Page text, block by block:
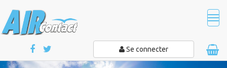
Se connecter